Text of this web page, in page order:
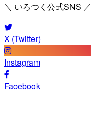
＼ いろつく公式SNS ／
X (Twitter)
Instagram
Facebook